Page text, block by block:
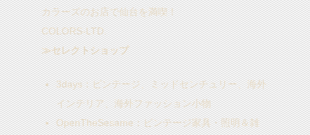
カラーズのお店で仙台を満喫！
COLORS-LTD.
≫セレクトショップ
3days：ビンテージ、ミッドセンチュリー、海外
インテリア、海外ファッション小物
OpenTheSesame：ビンテージ家具・照明＆雑